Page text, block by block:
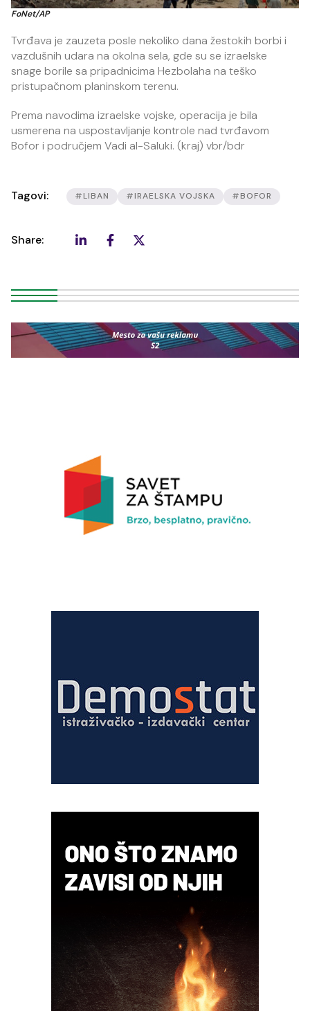
FoNet/AP
Tvrđava je zauzeta posle nekoliko dana žestokih borbi i
vazdušnih udara na okolna sela, gde su se izraelske
snage borile sa pripadnicima Hezbolaha na teško
pristupačnom planinskom terenu.
Prema navodima izraelske vojske, operacija je bila
usmerena na uspostavljanje kontrole nad tvrđavom
Bofor i područjem Vadi al-Saluki. (kraj) vbr/bdr
Tagovi: #LIBAN #IRAELSKA VOJSKA #BOFOR
Share: